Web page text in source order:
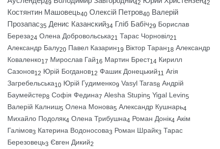
49 42 42
Костянтин Машовець40 Олексій Петров40 Валерій
Прозапас35 Денис Казанский34 Гліб Бабіч29 Борислав
Береза24 Олена Добровольська21 Тарас Чорновіл21
Александр Балу20 Павел Казарин19 Віктор Таран18 Александр
Коваленко17 Мирослав Гай16 Мартин Брест14 Кирилл
Сазонов12 Юрій Богданов12 Фашик Донецький11 Агія
Загребельська10 Юрій Гудименко9 Vasyl Taras8 Андрій
Баумейстер8 Софія Федина7 Alesha Stupin5 Yigal Levin5
Валерій Калниш5 Олена Монова5 Александр Кушнарь4
Михайло Подоляк4 Олена Трибушна4 Роман Донік4 Акім
Галімов3 Катерина Водоносова3 Роман Шрайк3 Тарас
Березовець3 Євген Дикий2